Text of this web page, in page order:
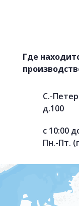
Где
С.-
д.100
с 10:00
Пн.-Пт.